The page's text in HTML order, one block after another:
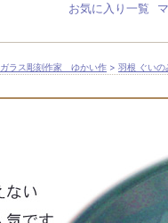
お気に入り一覧
ガラス彫刻作家 ゆかい作 > 羽根 ぐいの